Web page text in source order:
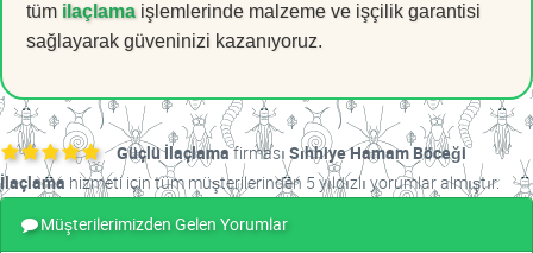
tüm ilaçlamaişlemlerinde malzeme ve işçilik garantisi
sağlayarak güveninizi kazanıyoruz.
Güçlü İlaçlamafirması Sıhhiye Hamam Böceği
İlaçlama hizmeti için tüm müşterilerinden 5 yıldızlı yorumlar almıştır.
Müşterilerimizden Gelen Yorumlar